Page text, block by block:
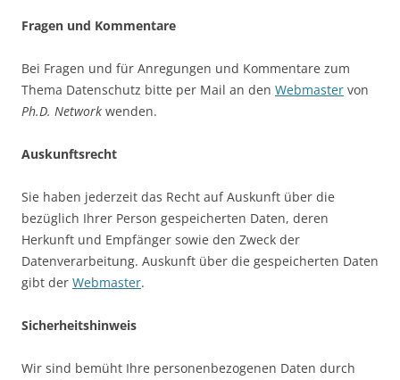
Fragen und Kommentare
Bei Fragen und für Anregungen und Kommentare zum
Thema Datenschutz bitte per Mail an den Webmaster von
Ph.D. Network wenden.
Auskunftsrecht
Sie haben jederzeit das Recht auf Auskunft über die
bezüglich Ihrer Person gespeicherten Daten, deren
Herkunft und Empfänger sowie den Zweck der
Datenverarbeitung. Auskunft über die gespeicherten Daten
gibt der Webmaster.
Sicherheitshinweis
Wir sind bemüht Ihre personenbezogenen Daten durch